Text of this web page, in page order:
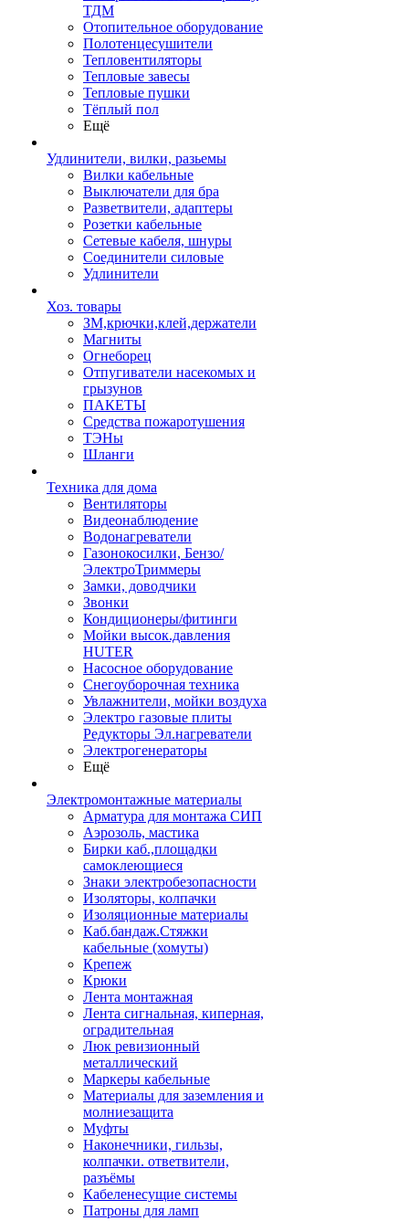
ТДМ
Отопительное оборудование
Полотенцесушители
Тепловентиляторы
Тепловые завесы
Тепловые пушки
Тёплый пол
Ещё
Удлинители, вилки, разьемы
Вилки кабельные
Выключатели для бра
Разветвители, адаптеры
Розетки кабельные
Сетевые кабеля, шнуры
Соединители силовые
Удлинители
Хоз. товары
ЗМ,крючки,клей,держатели
Магниты
Огнеборец
Отпугиватели насекомых и
грызунов
ПАКЕТЫ
Средства пожаротушения
ТЭНы
Шланги
Техника для дома
Вентиляторы
Видеонаблюдение
Водонагреватели
Газонокосилки, Бензо/
ЭлектроТриммеры
Замки, доводчики
Звонки
Кондиционеры/фитинги
Мойки высок.давления
HUTER
Насосное оборудование
Снегоуборочная техника
Увлажнители, мойки воздуха
Электро газовые плиты
Редукторы Эл.нагреватели
Электрогенераторы
Ещё
Электромонтажные материалы
Арматура для монтажа СИП
Аэрозоль, мастика
Бирки каб.,площадки
самоклеющиеся
Знаки электробезопасности
Изоляторы, колпачки
Изоляционные материалы
Каб.бандаж.Стяжки
кабельные (хомуты)
Крепеж
Крюки
Лента монтажная
Лента сигнальная, киперная,
оградительная
Люк ревизионный
металлический
Маркеры кабельные
Материалы для заземления и
молниезащита
Муфты
Наконечники, гильзы,
колпачки. ответвители,
разъёмы
Кабеленесущие системы
Патроны для ламп